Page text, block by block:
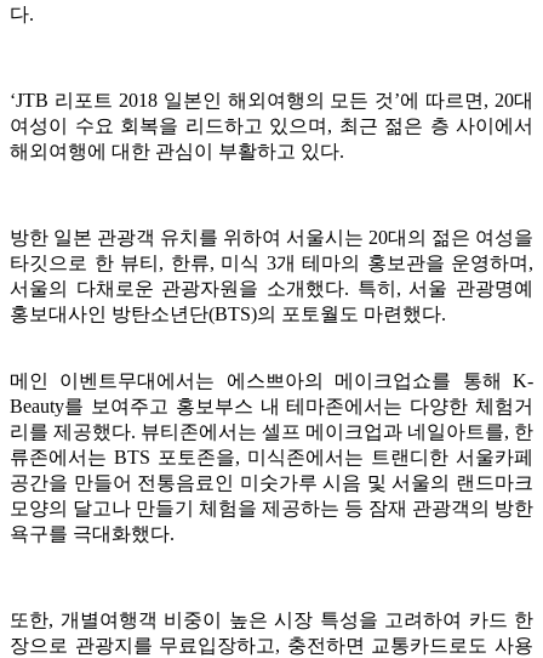
다.
‘JTB 리포트 2018 일본인 해외여행의 모든 것’에 따르면, 20대
여성이 수요 회복을 리드하고 있으며, 최근 젊은 층 사이에서
해외여행에 대한 관심이 부활하고 있다.
방한 일본 관광객 유치를 위하여 서울시는 20대의 젊은 여성을
타깃으로 한 뷰티, 한류, 미식 3개 테마의 홍보관을 운영하며,
서울의 다채로운 관광자원을 소개했다. 특히, 서울 관광명예
홍보대사인 방탄소년단(BTS)의 포토월도 마련했다.
메인 이벤트무대에서는 에스쁘아의 메이크업쇼를 통해 K-
Beauty를 보여주고 홍보부스 내 테마존에서는 다양한 체험거
리를 제공했다. 뷰티존에서는 셀프 메이크업과 네일아트를, 한
류존에서는 BTS 포토존을, 미식존에서는 트랜디한 서울카페
공간을 만들어 전통음료인 미숫가루 시음 및 서울의 랜드마크
모양의 달고나 만들기 체험을 제공하는 등 잠재 관광객의 방한
욕구를 극대화했다.
또한, 개별여행객 비중이 높은 시장 특성을 고려하여 카드 한
장으로 관광지를 무료입장하고, 충전하면 교통카드로도 사용